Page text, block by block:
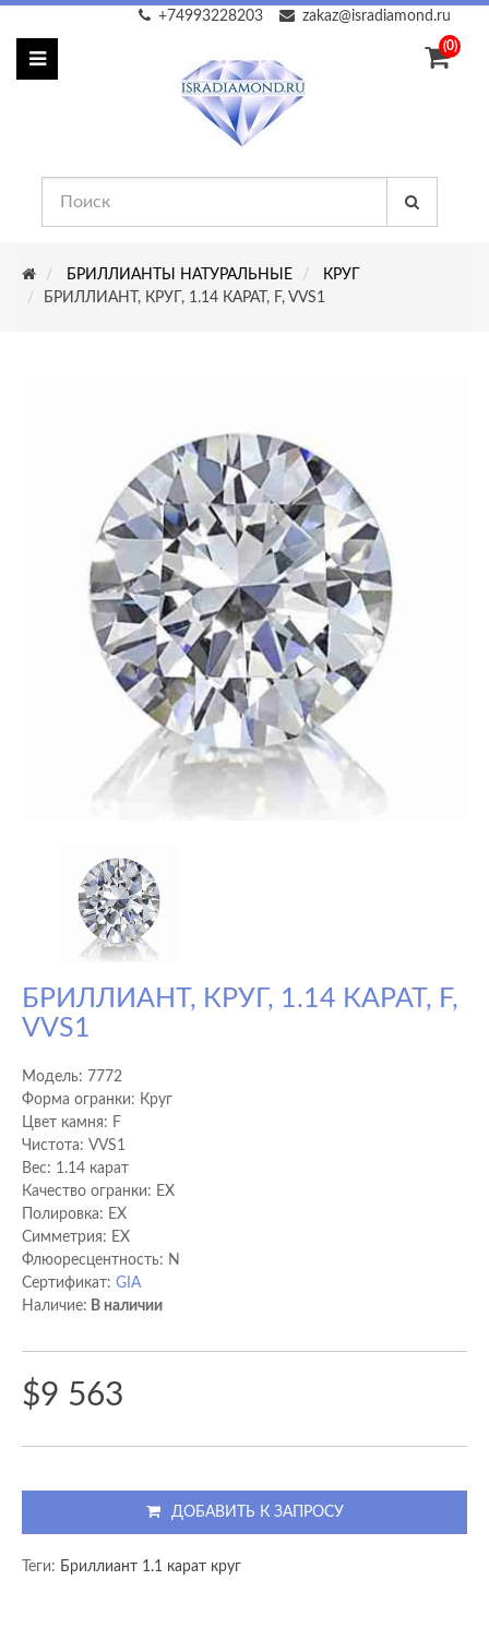
zakaz@isradiamond.ru
+74993228203
(0)
БРИЛЛИАНТЫ НАТУРАЛЬНЫЕ
КРУГ
БРИЛЛИАНТ, КРУГ, 1.14 КАРАТ, F, VVS1
БРИЛЛИАНТ, КРУГ, 1.14 КАРАТ, F,
VVS1
Модель: 7772
Форма огранки: Круг
Цвет камня: F
Чистота: VVS1
Вес: 1.14 карат
Качество огранки: EX
Полировка: EX
Cимметрия: EX
Флюоресцентность: N
Сертификат: GIA
Наличие: В наличии
$9 563
ДОБАВИТЬ К ЗАПРОСУ
Теги: Бриллиант 1.1 карат круг